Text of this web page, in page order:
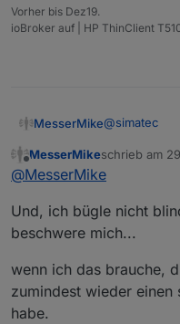
Vorher bis Dez19.
ioBroker auf | HP ThinClient
MesserMike@simatec
Kurze frage
Userdaten,
gesichert
gesichert
DAS wäre
hätte aber
hier suche,
Suche hin
Und es ist
LEER sind
Daten
Also wird
Offline
MesserMikeschrieb am
zuletzt
@MesserMike
Und, ich bügle nicht
beschwere mich...
wenn ich das brauche,
zumindest wieder
habe.